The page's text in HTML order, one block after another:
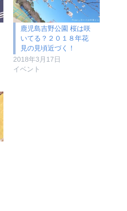
鹿児島吉野公園 桜は咲
いてる？２０１８年花
見の見頃近づく！
2018年3月17日
イベント